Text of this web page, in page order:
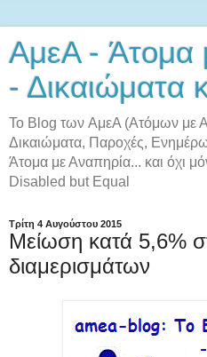
AμεA - Άτομα
- Δικαιώματα
Το Blog των AμεA (Ατόμων με
Δικαιώματα, Παροχές,
Άτομα με Αναπηρία... και όχι
Disabled but Equal
Τρίτη 4 Αυγούστου 2015
Μείωση κατά 5,6%
διαμερισμάτων